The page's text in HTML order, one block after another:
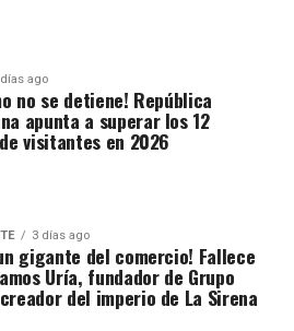
ago
no se detiene! República
apunta a superar los 12
visitantes en 2026
3 días ago
gigante del comercio! Fallece
Uría, fundador de Grupo
del imperio de La Sirena